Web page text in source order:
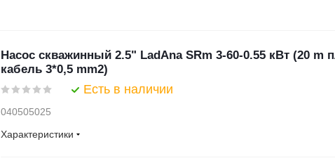
Насос скважинный 2.5" LadAna SRm 3-60-0.55 кВт (20 m
кабель 3*0,5 mm2)
Есть в наличии
040505025
Характеристики